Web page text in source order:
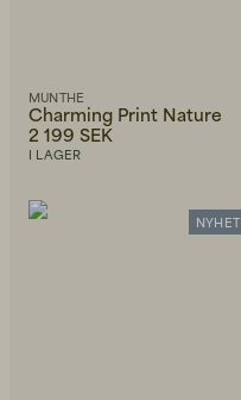
MUNTHE
Charming Print Nature
2 199 SEK
I LAGER
NYHET